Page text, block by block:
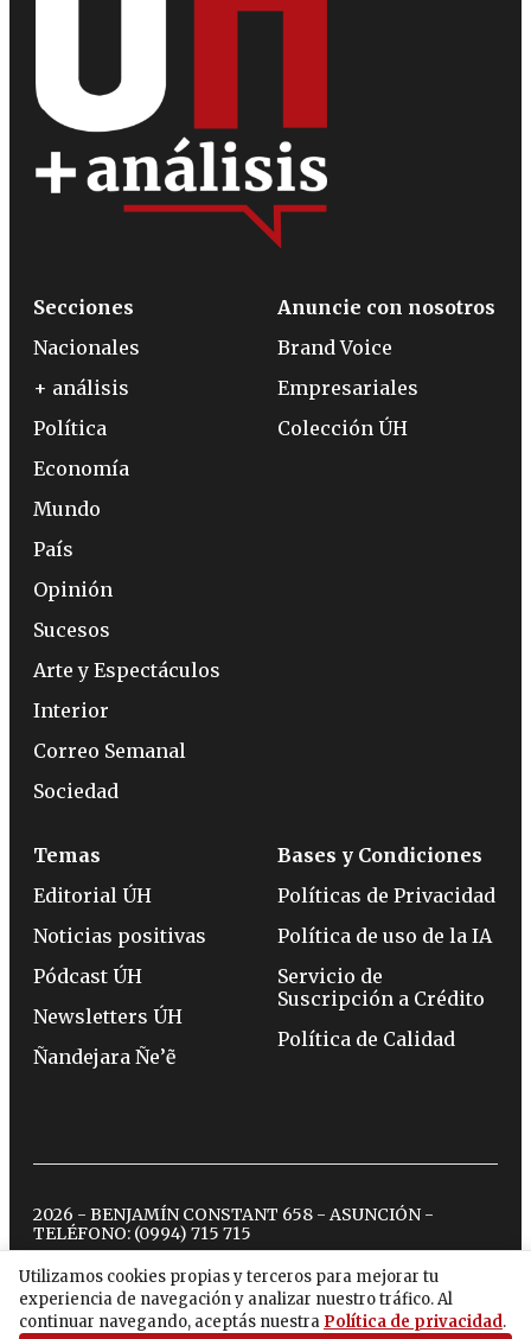
Utilizamos cookies propias y terceros para mejorar tu
experiencia de navegación y analizar nuestro tráfico. Al
continuar navegando, aceptás nuestra Política de privacidad.
Secciones
Nacionales
+ análisis
Política
Economía
Mundo
País
Opinión
Sucesos
Arte y Espectáculos
Interior
Correo Semanal
Sociedad
Anuncie con nosotros
Brand Voice
Empresariales
Colección ÚH
Temas
Editorial ÚH
Noticias positivas
Pódcast ÚH
Newsletters ÚH
Ñandejara Ñe’ẽ
Bases y Condiciones
Políticas de Privacidad
Política de uso de la IA
Servicio de
Suscripción a Crédito
Política de Calidad
2026 - BENJAMÍN CONSTANT 658 - ASUNCIÓN -
TELÉFONO: (0994) 715 715
twitterinstagram
facebook
tiktokyoutubespotify